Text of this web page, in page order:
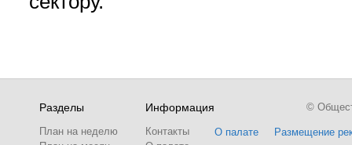
Разделы
План на неделю
Информация
Контакты
О палате Размещение
©